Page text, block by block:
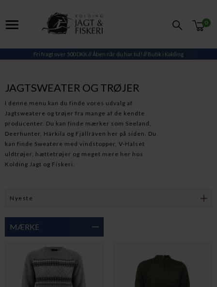
0
Fri fragt over 500 DKK// Åben når du har tid! // Butik i Kolding
JAGTSWEATER OG TRØJER
I denne menu kan du finde vores udvalg af
Jagtsweatere og trøjer fra mange af de kendte
producenter. Du kan finde mærker som Seeland,
Deerhunter, Härkila og Fjällräven her på siden. Du
kan finde Sweatere med vindstopper, V-Halset
uldtrøjer, hættetrøjer og meget mere her hos
Kolding Jagt og Fiskeri.
MÆRKE